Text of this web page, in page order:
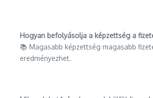
Hogyan befolyásolja a képzettség a
📚 Magasabb képzettség magasabb
eredményezhet.